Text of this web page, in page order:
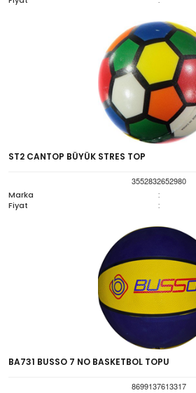
ST2 CANTOP BÜYÜK STRES TOP
3552832652980
Marka
:
Fiyat :
BA731 BUSSO 7 NO BASKETBOL TOPU
8699137613317